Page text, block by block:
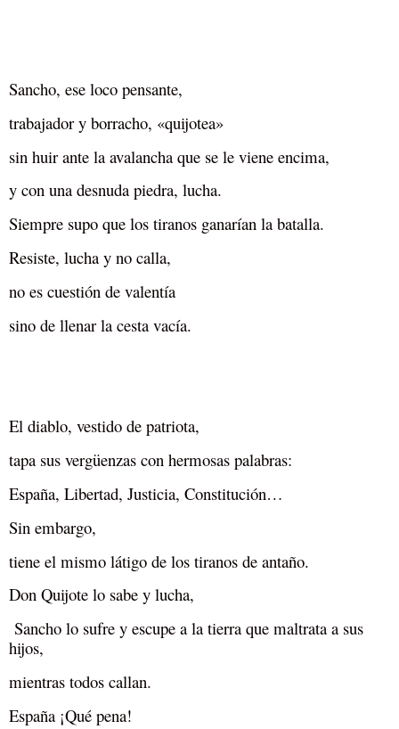
Sancho, ese loco pensante,
trabajador y borracho, «quijotea»
sin huir ante la avalancha que se le viene encima,
y con una desnuda piedra, lucha.
Siempre supo que los tiranos ganarían la batalla.
Resiste, lucha y no calla,
no es cuestión de valentía
sino de llenar la cesta vacía.
El diablo, vestido de patriota,
tapa sus vergüenzas con hermosas palabras:
España, Libertad, Justicia, Constitución…
Sin embargo,
tiene el mismo látigo de los tiranos de antaño.
Don Quijote lo sabe y lucha,
Sancho lo sufre y escupe a la tierra que maltrata a sus
hijos,
mientras todos callan.
España ¡Qué pena!